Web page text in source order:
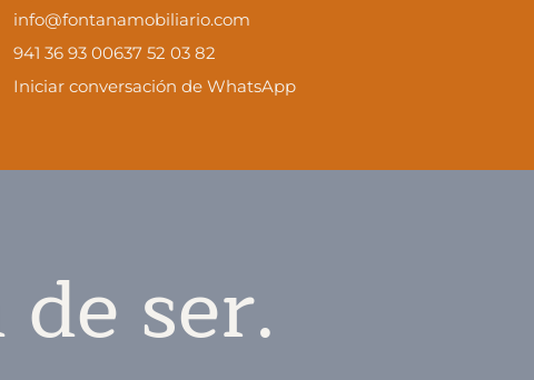
info@fontanamobiliario.com
941 36 93 00637 52 03 82
Iniciar conversación de WhatsApp
ser.